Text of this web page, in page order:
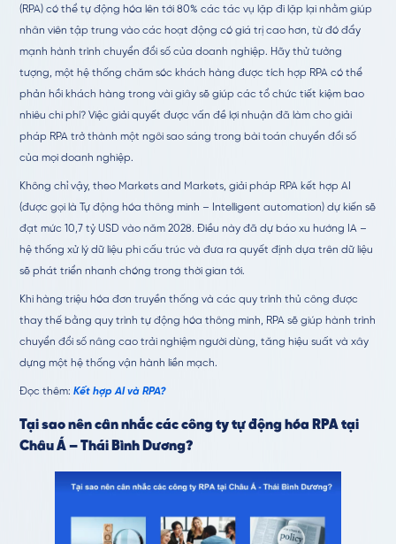
(RPA) có thể tự động hóa lên tới 80% các tác vụ lặp đi lặp lại nhằm giúp
nhân viên tập trung vào các hoạt động có giá trị cao hơn, từ đó đẩy
mạnh hành trình chuyển đổi số của doanh nghiệp. Hãy thử tưởng
tượng, một hệ thống chăm sóc khách hàng được tích hợp RPA có thể
phản hồi khách hàng trong vài giây sẽ giúp các tổ chức tiết kiệm bao
nhiêu chi phí? Việc giải quyết được vấn đề lợi nhuận đã làm cho giải
pháp RPA trở thành một ngôi sao sáng trong bài toán chuyển đổi số
của mọi doanh nghiệp.
Không chỉ vậy, theo Markets and Markets, giải pháp RPA kết hợp AI
(được gọi là Tự động hóa thông minh – Intelligent automation) dự kiến sẽ
đạt mức 10,7 tỷ USD vào năm 2028. Điều này đã dự báo xu hướng IA –
hệ thống xử lý dữ liệu phi cấu trúc và đưa ra quyết định dựa trên dữ liệu
sẽ phát triển nhanh chóng trong thời gian tới.
Khi hàng triệu hóa đơn truyền thống và các quy trình thủ công được
thay thế bằng quy trình tự động hóa thông minh, RPA sẽ giúp hành trình
chuyển đổi số nâng cao trải nghiệm người dùng, tăng hiệu suất và xây
dựng một hệ thống vận hành liền mạch.
Đọc thêm:Kết hợp AI và RPA?
Tại sao nên cân nhắc các công ty tự động hóa RPA tại
Châu Á – Thái Bình Dương?